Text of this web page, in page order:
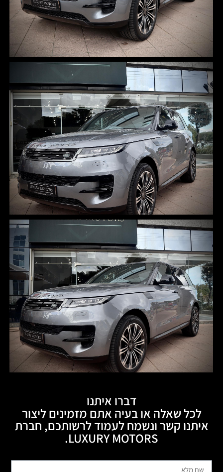
דברו איתנו
לכל שאלה או בעיה אתם מזמינים ליצור
איתנו קשר ונשמח לעמוד לרשותכם, חברת
LUXURY MOTORS.